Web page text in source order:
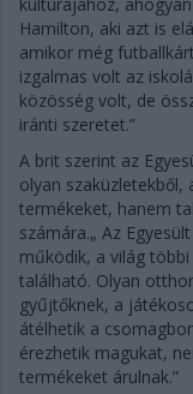
Hamilton, aki azt is
amikor még
izgalmas volt az
közösség volt, de
iránti szeretet.”
A brit szerint az
olyan szaküzletekből,
termékeket, hanem
számára.„ Az
működik, a világ
található. Olyan
gyűjtőknek, a
átélhetik a
érezhetik magukat,
termékeket árulnak.”